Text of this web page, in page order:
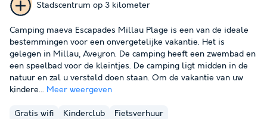
Stadscentrum op 3 kilometer
Camping maeva Escapades Millau Plage is een van de ideale
bestemmingen voor een onvergetelijke vakantie. Het is
gelegen in Millau, Aveyron. De camping heeft een zwembad en
een speelbad voor de kleintjes. De camping ligt midden in de
natuur en zal u versteld doen staan. Om de vakantie van uw
kindere... Meer weergeven
Gratis wifi Kinderclub Fietsverhuur